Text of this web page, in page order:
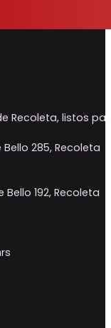
Recoleta, listos
285, Recoleta
192, Recoleta